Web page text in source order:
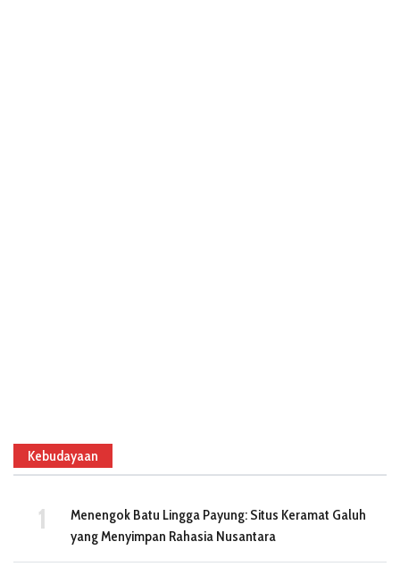
Kebudayaan
Menengok Batu Lingga Payung: Situs Keramat Galuh
yang Menyimpan Rahasia Nusantara